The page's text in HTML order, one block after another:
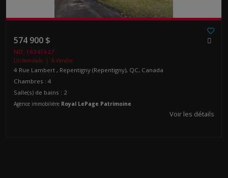
574 900 $
NO. 18341627
Unifamiliale | À Vendre
4 Rue Lambert , Repentigny (Repentigny), QC, Canada
Chambres : 4
Salle(s) de bains : 2
Agence immobilière Royal LePage Patrimoine
Voir les détails